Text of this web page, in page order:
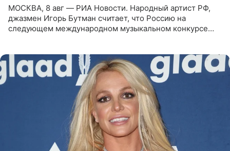
МОСКВА, 8 авг — РИА Новости. Народный артист РФ,
джазмен Игорь Бутман считает, что Россию на
следующем международном музыкальном конкурсе